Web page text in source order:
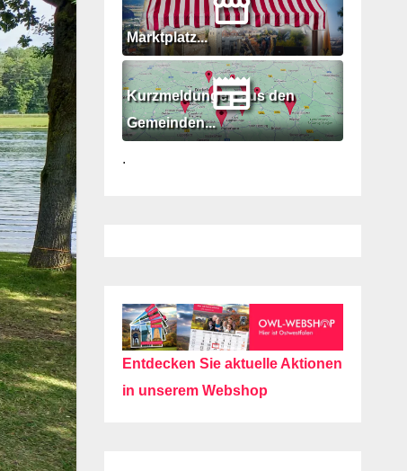
Marktplatz...
Kurzmeldungen aus den
Gemeinden...
.
Entdecken Sie aktuelle Aktionen
in unserem Webshop